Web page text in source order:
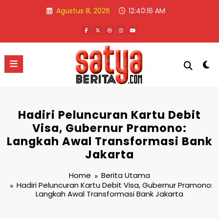
Agustus 8, 2026 12:40:16 AM
Hadiri Peluncuran Kartu Debit
Visa, Gubernur Pramono:
Langkah Awal Transformasi Bank
Jakarta
Home
Berita Utama
Hadiri Peluncuran Kartu Debit Visa, Gubernur Pramono:
Langkah Awal Transformasi Bank Jakarta